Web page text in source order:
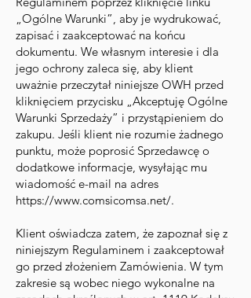
„Ogólne Warunki”, aby je wydrukować,
zapisać i zaakceptować na końcu
dokumentu. We własnym interesie i dla
jego ochrony zaleca się, aby klient
uważnie przeczytał niniejsze OWH przed
kliknięciem przycisku „Akceptuję Ogólne
Warunki Sprzedaży” i przystąpieniem do
zakupu. Jeśli klient nie rozumie żadnego
punktu, może poprosić Sprzedawcę o
dodatkowe informacje, wysyłając mu
wiadomość e-mail na adres
https://www.comsicomsa.net/.
Klient oświadcza zatem, że zapoznał się z
niniejszym Regulaminem i zaakceptował
go przed złożeniem Zamówienia. W tym
zakresie są wobec niego wykonalne na